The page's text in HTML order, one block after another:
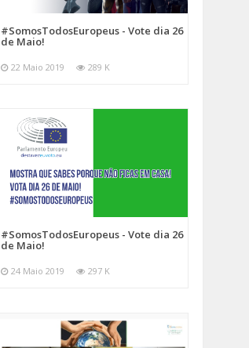
#SomosTodosEuropeus - Vote dia 26
de Maio!
22 Maio 2019 289 K
#SomosTodosEuropeus - Vote dia 26
de Maio!
24 Maio 2019 297 K